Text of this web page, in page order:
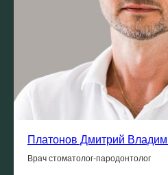
Платонов Дмитрий
Врач стоматолог-пародонтолог